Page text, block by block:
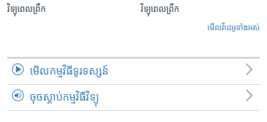
វិទ្យុពេលព្រឹក វិទ្យុពេលព្រឹក
មើល​វីដេអូ​ទាំង​អស់
មើល​កម្មវិធី​ទូរទស្សន៍
ចុចស្តាប់កម្មវិធីវិទ្យុ